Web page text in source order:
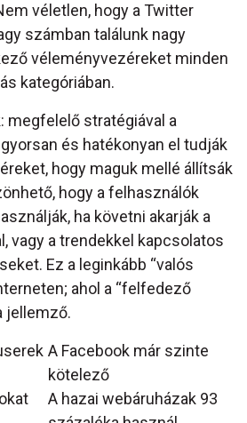
véletlen, hogy a Twitter
számban találunk nagy
véleményvezéreket minden
kategóriában.
megfelelő stratégiával a
és hatékonyan el tudják
hogy maguk mellé állítsák
hogy a felhasználók
ha követni akarják a
vagy a trendekkel kapcsolatos
Ez a leginkább “valós
ahol a “felfedező
jellemző.
A Facebook már szinte
kötelező
A hazai webáruházak 93